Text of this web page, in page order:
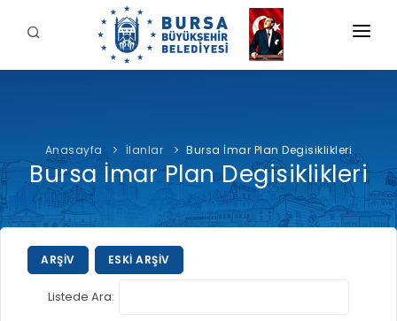
BELEDİYE
İDARİ YAPI
YETKİ VE SORUMLULUKLAR
TARİHÇE
ŞİRKETLER VE KURULUŞLAR
ETİK KOMİSYONU
BAŞKAN
Şahin BİBA
Başkan'a Mesaj
Özgeçmiş
HİZMETLERİMİZ
İNTERAKTİF
ÖDEME
E-ÖDEME
BURSA'YI KEŞFET
Anasayfa İlanlar Bursa İmar Plan Degisiklikleri
Bursa İmar Plan Degisiklikleri
ARŞIV ESKI ARŞIV
Listede Ara: